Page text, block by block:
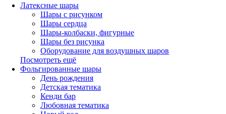
Латексные шары
Шары с рисунком
Шары сердца
Шары-колбаски, фигурные
Шары без рисунка
Оборудование для воздушных шаров
Посмотреть ещё
Фольгированные шары
День рождения
Детская тематика
Кенди бар
Любовная тематика